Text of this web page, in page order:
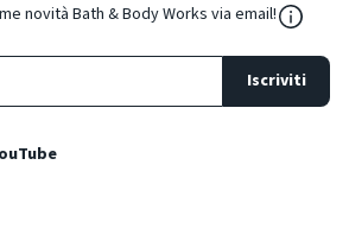
novità Bath & Body Works via email!
Iscriviti